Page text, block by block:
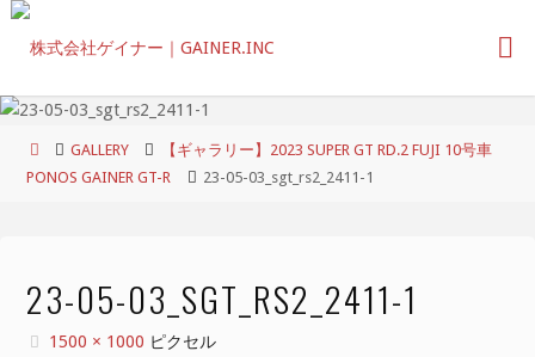
コ
ン
ホ
ー
GALLERY
【ギャラリー】2023 SUPER GT RD.2 FUJI 10号車
PONOS GAINER GT-R
23-05-03_sgt_rs2_2411-1
23-05-03_SGT_RS2_2411-1
フ
1500 × 1000 ピクセル